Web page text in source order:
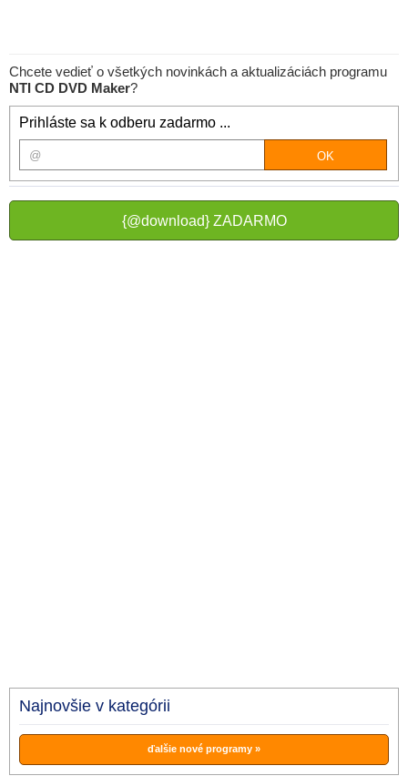
Chcete vedieť o všetkých novinkách a aktualizáciách programu
NTI CD DVD Maker?
Prihláste sa k odberu zadarmo ...
{@download} ZADARMO
Najnovšie v kategórii
ďalšie nové programy »